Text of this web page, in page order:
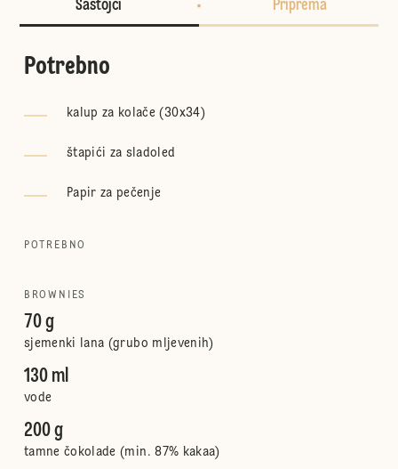
Sastojci Priprema
Potrebno
kalup za kolače (30x34)
štapići za sladoled
Papir za pečenje
POTREBNO
BROWNIES
70 g
sjemenki lana (grubo mljevenih)
130 ml
vode
200 g
tamne čokolade (min. 87% kakaa)